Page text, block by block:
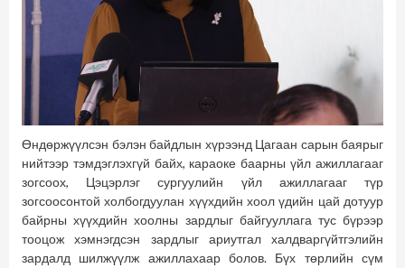
Өндөржүүлсэн бэлэн байдлын хүрээнд Цагаан сарын баярыг
нийтээр тэмдэглэхгүй байх, караоке баарны үйл ажиллагааг
зогсоох, Цэцэрлэг сургуулийн үйл ажиллагааг түр
зогсоосонтой холбогдуулан хүүхдийн хоол үдийн цай дотуур
байрны хүүхдийн хоолны зардлыг байгууллага тус бүрээр
тооцож хэмнэгдсэн зардлыг ариутгал халдваргүйтгэлийн
зардалд шилжүүлж ажиллахаар болов. Бүх төрлийн сүм